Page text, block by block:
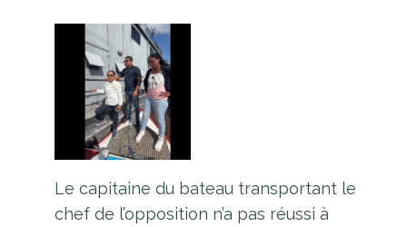
Le capitaine du bateau transportant le
chef de l’opposition n’a pas réussi à